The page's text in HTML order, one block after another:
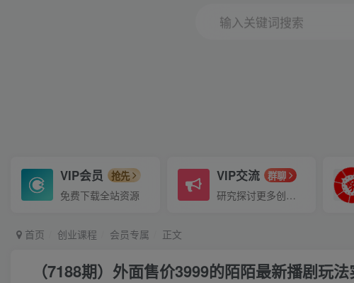
输入关键词搜索
VIP会员 抢先
免费下载全站资源
VIP交流 群聊
研究探讨更多创业项目路子。
首页 创业课程 会员专属 正文
（7188期）外面售价3999的陌陌最新播剧玩